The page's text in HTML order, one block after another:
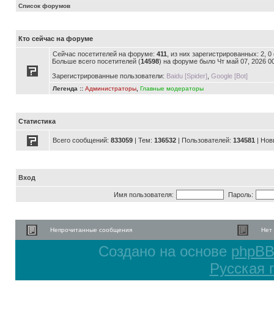
Список форумов
Кто сейчас на форуме
Сейчас посетителей на форуме: 411 , из них зарегистрированных: 2,
Больше всего посетителей (14598) на форуме было Чт май 07, 2026
Зарегистрированные пользователи: Baidu [Spider] Google [Bot]
Легенда :: Администраторы Главные модераторы
Статистика
Всего сообщений: 833059 | Тем: 136532 | Пользователей: 134581 |
Вход
Имя пользователя: Пароль:
Непрочитанные сообщения Нет
Создано на основе phpBB
Русская